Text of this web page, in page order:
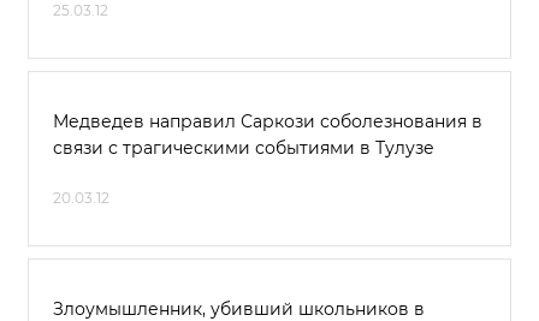
25.03.12
Медведев направил Саркози соболезнования в
связи с трагическими событиями в Тулузе
20.03.12
Злоумышленник, убивший школьников в